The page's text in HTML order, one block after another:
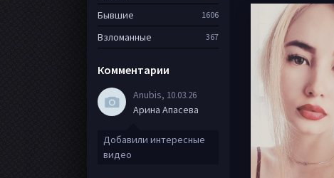
Бывшие 1606
Взломанные 367
Комментарии
Anubis, 10.03.26
Арина Апасева
Добавили интересные
видео